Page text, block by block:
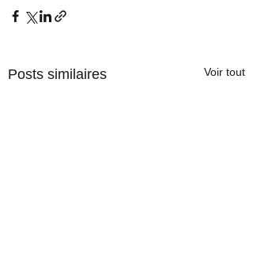
Posts similaires Voir tout